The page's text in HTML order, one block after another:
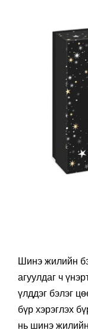
Шинэ жилийн
агуулдаг ч
үлддэг бэлэг
бүр хэрэглэх
нь шинэ